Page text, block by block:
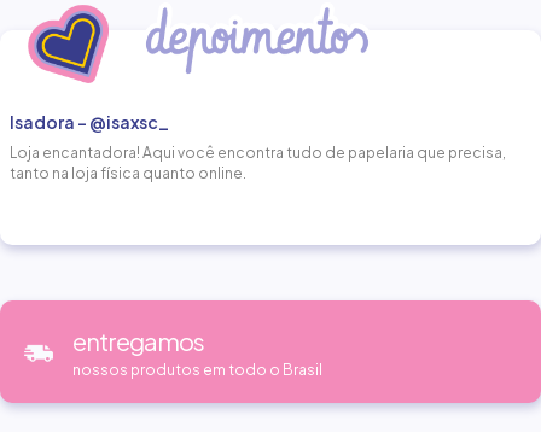
Isadora - @isaxsc_
Loja encantadora! Aqui você encontra tudo de papelaria que precisa,
tanto na loja física quanto online.
entregamos
nossos produtos em todo o Brasil